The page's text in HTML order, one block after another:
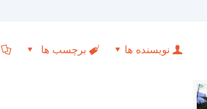
برچسب ها نویسنده ها